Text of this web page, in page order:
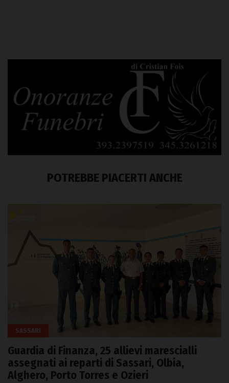
POTREBBE PIACERTI ANCHE
SASSARI
Guardia di Finanza, 25 allievi marescialli
assegnati ai reparti di Sassari, Olbia,
Alghero, Porto Torres e Ozieri